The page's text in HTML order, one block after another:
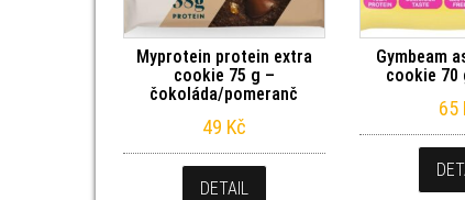
Myprotein protein extra
cookie 75 g –
čokoláda/pomeranč
49 Kč
DETAIL
Gymbeam
cookie 70
65